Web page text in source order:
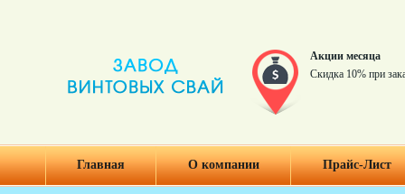
Акции месяца
Скидка 10% при
Главная О компании Прайс-Лист